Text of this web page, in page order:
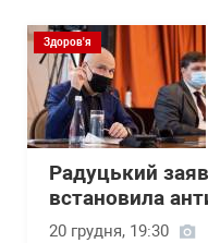
Здоров'я
Радуцький
встановила
20 грудня, 19:30